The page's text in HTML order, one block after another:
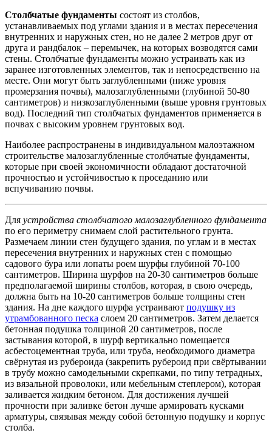
Столбчатые фундаменты состоят из столбов,
устанавливаемых под углами здания и в местах пересечения
внутренних и наружных стен, но не далее 2 метров друг от
друга и рандбалок – перемычек, на которых возводятся сами
стены. Столбчатые фундаменты можно устраивать как из
заранее изготовленных элементов, так и непосредственно на
месте. Они могут быть заглубленными (ниже уровня
промерзания почвы), малозаглубленными (глубиной 50-80
сантиметров) и низкозаглубленными (выше уровня грунтовых
вод). Последний тип столбчатых фундаментов применяется в
почвах с высоким уровнем грунтовых вод.
Наиболее распространены в индивидуальном малоэтажном
строительстве малозаглубленные столбчатые фундаменты,
которые при своей экономичности обладают достаточной
прочностью и устойчивостью к проседанию или
вспучиванию почвы.
Для устройства столбчатого малозаглубленного фундамента
по его периметру снимаем слой растительного грунта.
Размечаем линии стен будущего здания, по углам и в местах
пересечения внутренних и наружных стен с помощью
садового бура или лопаты роем шурфы глубиной 70-100
сантиметров. Ширина шурфов на 20-30 сантиметров больше
предполагаемой ширины столбов, которая, в свою очередь,
должна быть на 10-20 сантиметров больше толщины стен
здания. На дне каждого шурфа устраивают подушку из
утрамбованного песка слоем 20 сантиметров. Затем делается
бетонная подушка толщиной 20 сантиметров, после
застывания которой, в шурф вертикально помещается
асбестоцементная труба, или труба, необходимого диаметра
свёрнутая из рубероида (закрепить рубероид при свёртывании
в трубу можно самодельными скрепками, по типу тетрадных,
из вязальной проволоки, или мебельным степлером), которая
заливается жидким бетоном. Для достижения лучшей
прочности при заливке бетон лучше армировать кусками
арматуры, связывая между собой бетонную подушку и корпус
столба.